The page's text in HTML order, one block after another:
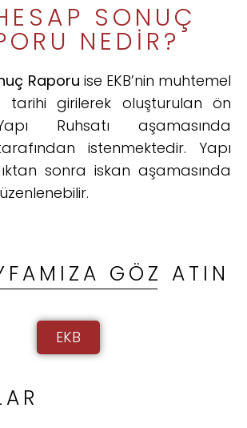
SONUÇ
NEDIR?
Raporu ise EKB’nin muhtemel
tarihi girilerek oluşturulan ön
Ruhsatı aşamasında
istenmektedir. Yapı
sonra iskan aşamasında
GÖZ ATIN
EKB